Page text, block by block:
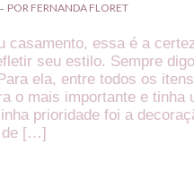
POR FERNANDA FLORET
casamento, essa é a
seu estilo. Sempre
ela, entre todos os
o mais importante e tinha
prioridade foi a
de […]